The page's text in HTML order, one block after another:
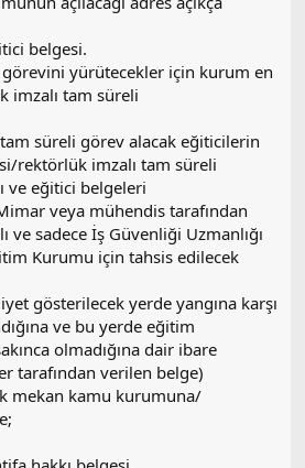
belgesi.
yürütecekler için kurum en
imzalı tam süreli
süreli görev alacak eğiticilerin
rektörlük imzalı tam süreli
ve eğitici belgeleri
veya mühendis tarafından
ve sadece İş Güvenliği Uzmanlığı
Kurumu için tahsis edilecek
gösterilecek yerde yangına karşı
ve bu yerde eğitim
olmadığına dair ibare
tarafından verilen belge)
mekan kamu kurumuna/